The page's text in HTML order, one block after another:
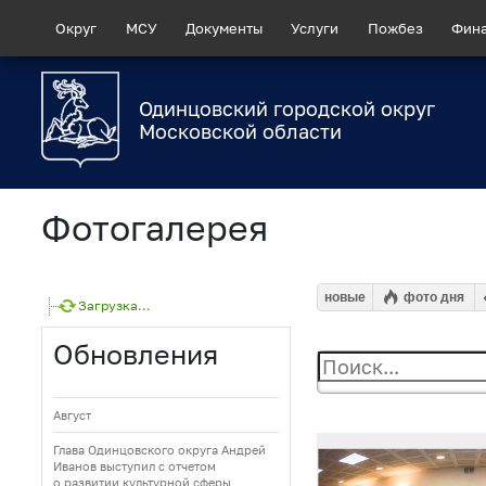
Округ МСУ Документы Услуги Пожбез
Одинцовский городской округ
Московской области
Фотогалерея
Загрузка...
Обновления
Август
Глава Одинцовского округа Андрей
Иванов выступил с отчетом
о развитии культурной сферы
новые фото дня